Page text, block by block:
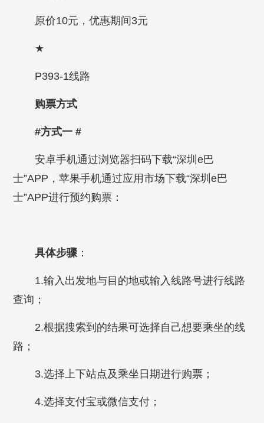
原价10元，优惠期间3元
★
P393-1线路
购票方式
#方式一 #
安卓手机通过浏览器扫码下载“深圳e巴
士”APP，苹果手机通过应用市场下载“深圳e巴
士”APP进行预约购票：
具体步骤：
1.输入出发地与目的地或输入线路号进行线路
查询；
2.根据搜索到的结果可选择自己想要乘坐的线
路；
3.选择上下站点及乘坐日期进行购票；
4.选择支付宝或微信支付；